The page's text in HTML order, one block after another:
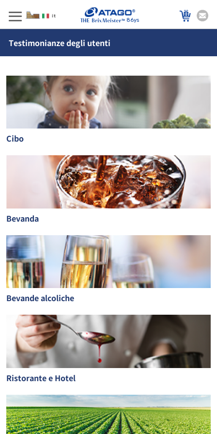
86ys
Testimonianze degli utenti
Cibo
Bevanda
Bevande alcoliche
Ristorante e Hotel